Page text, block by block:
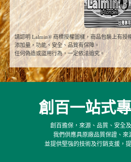
請認明 Lalmin® 商標授權圖樣，商品包裝上有授
添加量，功能、安全、品質有保障。
任何偽造或盜用行為，一定依法追究。
創百一站式
創百擔保，來源、品質、安全
我們供應具原廠品質保證、來
並提供堅強的技術及行銷支援，